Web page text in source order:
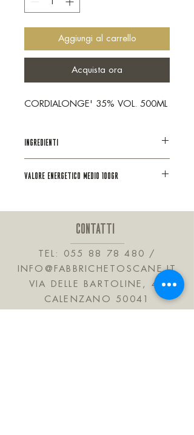
Aggiungi al carrello
Acquista ora
CORDIALONGE' 35% VOL. 500ML
INGREDIENTI
VALORE ENERGETICO MEDIO 100GR
CONTATTI
TEL: 055 88 78 480
/
INFO@FABBRICHETOSCANE.IT
VIA DELLE BARTOLINE, 41
CALENZANO 50041